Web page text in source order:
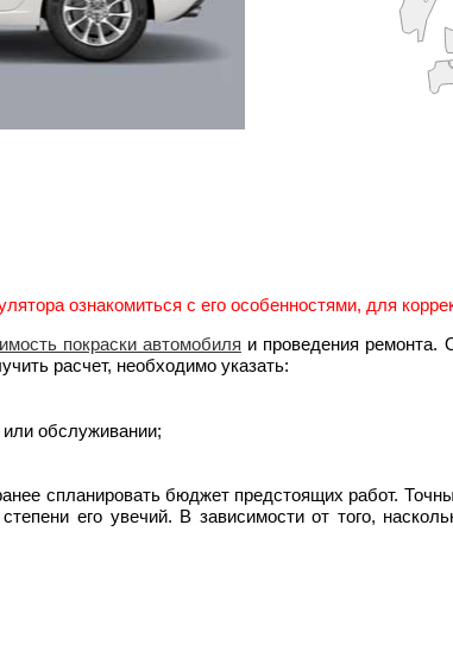
ознакомиться с его особенностями, для
покраски автомобиля и проведения ремонта.
расчет, необходимо указать:
обслуживании;
спланировать бюджет предстоящих работ.
его увечий. В зависимости от того,